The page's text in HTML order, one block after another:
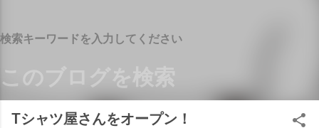
検索キーワードを入力してください
Tシャツ屋さんをオープン！